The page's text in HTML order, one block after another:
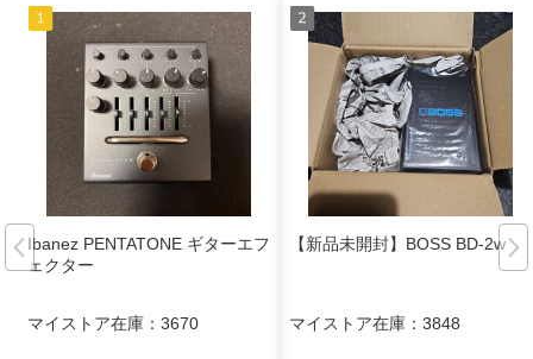
Ibanez PENTATONE ギターエフ
ェクター
マイストア在庫： 3670
【新品未開封】BOSS BD-2w
マイストア在庫： 3848